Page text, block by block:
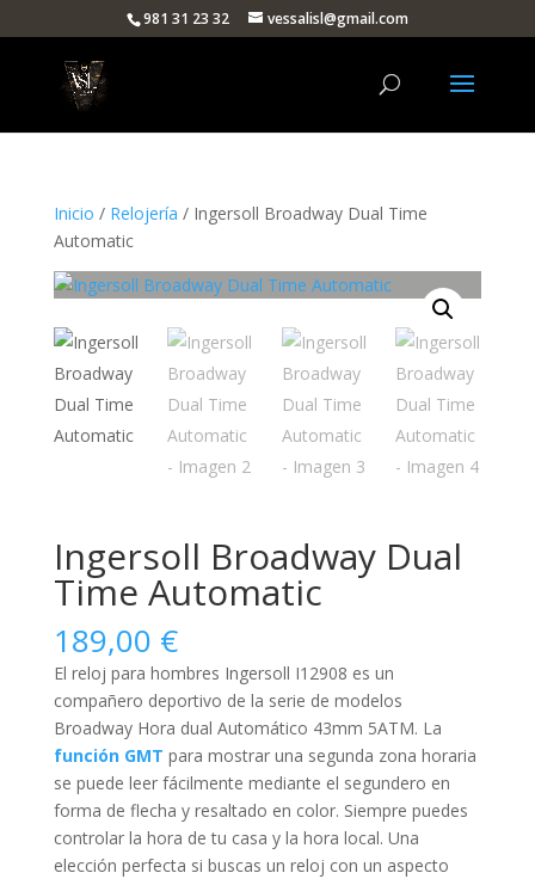
981 31 23 32 vessalisl@gmail.com
Inicio / Relojería / Ingersoll Broadway Dual Time
Automatic
Ingersoll Broadway Dual
Time Automatic
189,00 €
El reloj para hombres Ingersoll I12908 es un
compañero deportivo de la serie de modelos
Broadway Hora dual Automático 43mm 5ATM. La
función GMT para mostrar una segunda zona horaria
se puede leer fácilmente mediante el segundero en
forma de flecha y resaltado en color. Siempre puedes
controlar la hora de tu casa y la hora local. Una
elección perfecta si buscas un reloj con un aspecto